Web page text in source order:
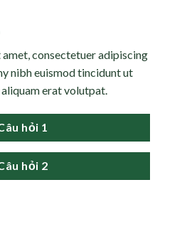
consectetuer adipiscing
nibh euismod tincidunt ut
erat volutpat.
hỏi 1
hỏi 2